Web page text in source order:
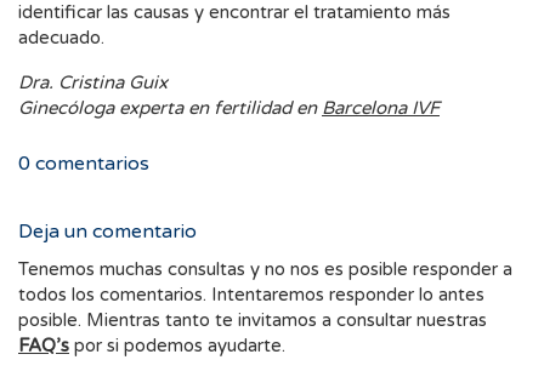
identificar las causas y encontrar el tratamiento más
adecuado.
Dra. Cristina Guix
Ginecóloga experta en fertilidad en Barcelona IVF
0 comentarios
Deja un comentario
Tenemos muchas consultas y no nos es posible responder a
todos los comentarios. Intentaremos responder lo antes
posible. Mientras tanto te invitamos a consultar nuestras
FAQ’s por si podemos ayudarte.